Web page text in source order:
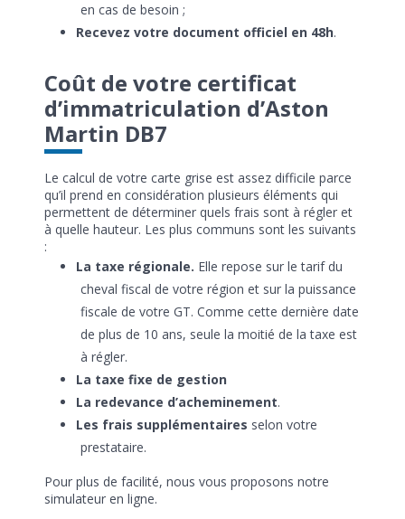
en cas de besoin ;
Recevez votre document officiel en 48h.
Coût de votre certificat
d’immatriculation d’Aston
Martin DB7
Le calcul de votre carte grise est assez difficile parce
qu’il prend en considération plusieurs éléments qui
permettent de déterminer quels frais sont à régler et
à quelle hauteur. Les plus communs sont les suivants
:
La taxe régionale. Elle repose sur le tarif du
cheval fiscal de votre région et sur la puissance
fiscale de votre GT. Comme cette dernière date
de plus de 10 ans, seule la moitié de la taxe est
à régler.
La taxe fixe de gestion
La redevance d’acheminement.
Les frais supplémentaires selon votre
prestataire.
Pour plus de facilité, nous vous proposons notre
simulateur en ligne.